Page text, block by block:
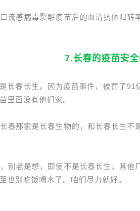
流感病毒裂解疫苗后的血清抗体阳
7.长春的疫苗安
长春长生。因为疫苗事件，被罚了
里面没有他们家。
春那家是长春生物的，和长春长生
别老是想，即使不是长春长生，其
也别吃饭喝水了。咱们尽力就好。